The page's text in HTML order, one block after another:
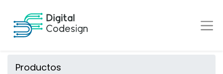
Productos